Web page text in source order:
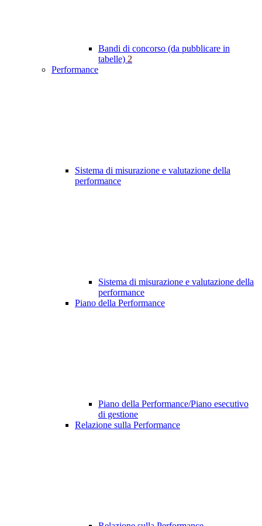
Bandi di concorso (da pubblicare in
tabelle) 2
Performance
Sistema di misurazione e valutazione della
performance
Sistema di misurazione e valutazione della
performance
Piano della Performance
Piano della Performance/Piano esecutivo
di gestione
Relazione sulla Performance